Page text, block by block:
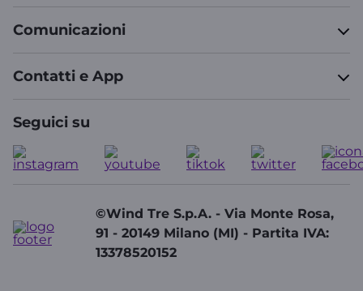
Comunicazioni
Contatti e App
Seguici su
©Wind Tre S.p.A. - Via Monte Rosa,
91 - 20149 Milano (MI) - Partita IVA:
13378520152